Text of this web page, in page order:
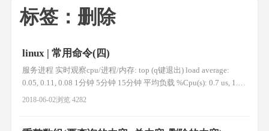
标签：删除
linux | 常用命令(四)
服务进程 实时观察cpu/进程/内存: top (q键退出) load average:
0.05, 0.11, 0.08 1分钟 5分钟 15分钟 平均负载 %Cpu(s): 0.7 us, 1.4
sy, 0.0 ni, 97.8 id, 0.0 wa, 0.0 hi, 0.0 si, 0.0 st 空闲率97.8 id 越大越
2018-06-02浏览 4282